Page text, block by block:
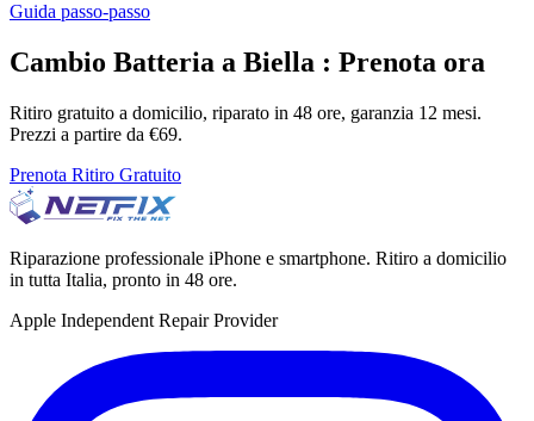
Guida passo-passo
Cambio Batteria a Biella : Prenota ora
Ritiro gratuito a domicilio, riparato in 48 ore, garanzia 12 mesi.
Prezzi a partire da €69.
Prenota Ritiro Gratuito
Riparazione professionale iPhone e smartphone. Ritiro a domicilio
in tutta Italia, pronto in 48 ore.
Apple Independent Repair Provider